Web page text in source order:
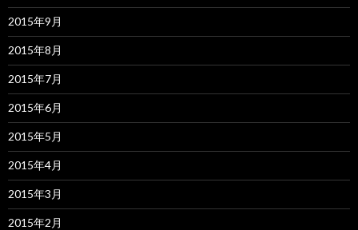
2015年9月
2015年8月
2015年7月
2015年6月
2015年5月
2015年4月
2015年3月
2015年2月